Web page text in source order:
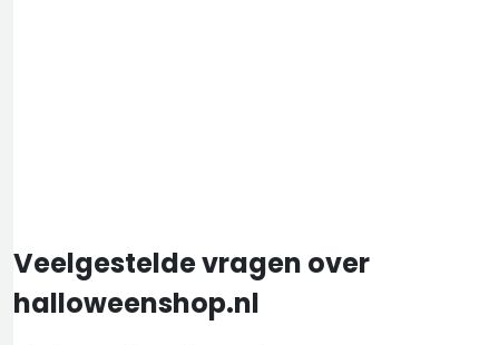
Veelgestelde vragen over
halloweenshop.nl